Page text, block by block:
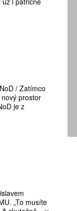
/ Zatímco
prostor
je z
„To musíte